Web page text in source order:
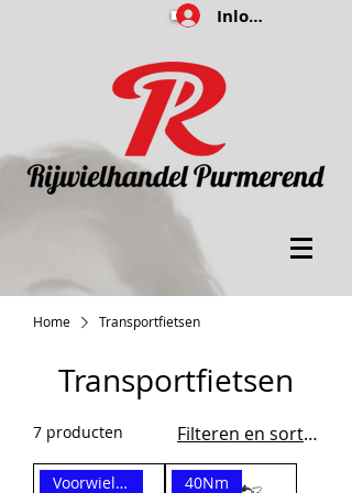
Inloggen
Home Transportfietsen
Transportfietsen
7 producten Filteren en sorteren
Voorwielmotor 40Nm